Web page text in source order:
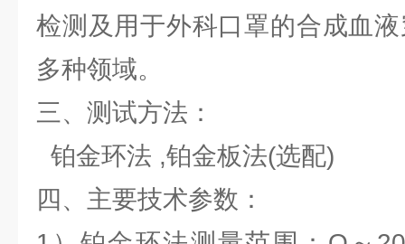
检测及用于外科口罩的合成血
多种领域。
三、测试方法：
铂金环法 ,铂金板法(选配)
四、主要技术参数：